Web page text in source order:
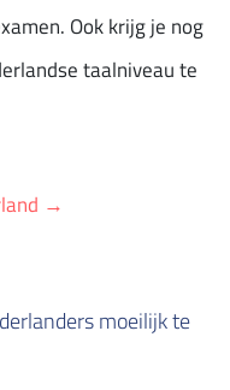
Ook krijg je nog
taalniveau te
→
moeilijk te